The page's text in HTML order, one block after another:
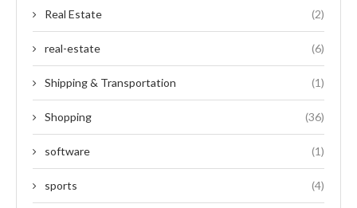
Real Estate (2)
real-estate (6)
Shipping & Transportation (1)
Shopping (36)
software (1)
sports (4)